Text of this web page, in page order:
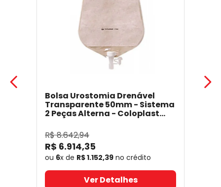
Bolsa Urostomia Drenável
Transparente 50mm - Sistema
2 Peças Alterna - Coloplast
R$8.642,94
R$ 6.914,35
ou 6x de R$1.152,39 no crédito
Ver Detalhes